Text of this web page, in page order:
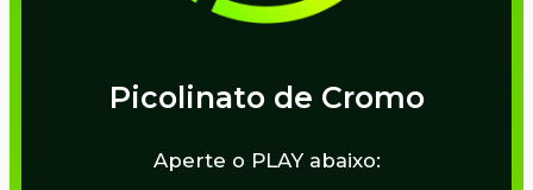
Picolinato de Cromo
Aperte o PLAY abaixo: